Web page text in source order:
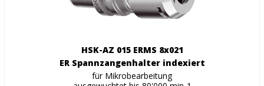
HSK-AZ 015 ERMS 8x021
ER Spannzangenhalter indexiert
für Mikrobearbeitung